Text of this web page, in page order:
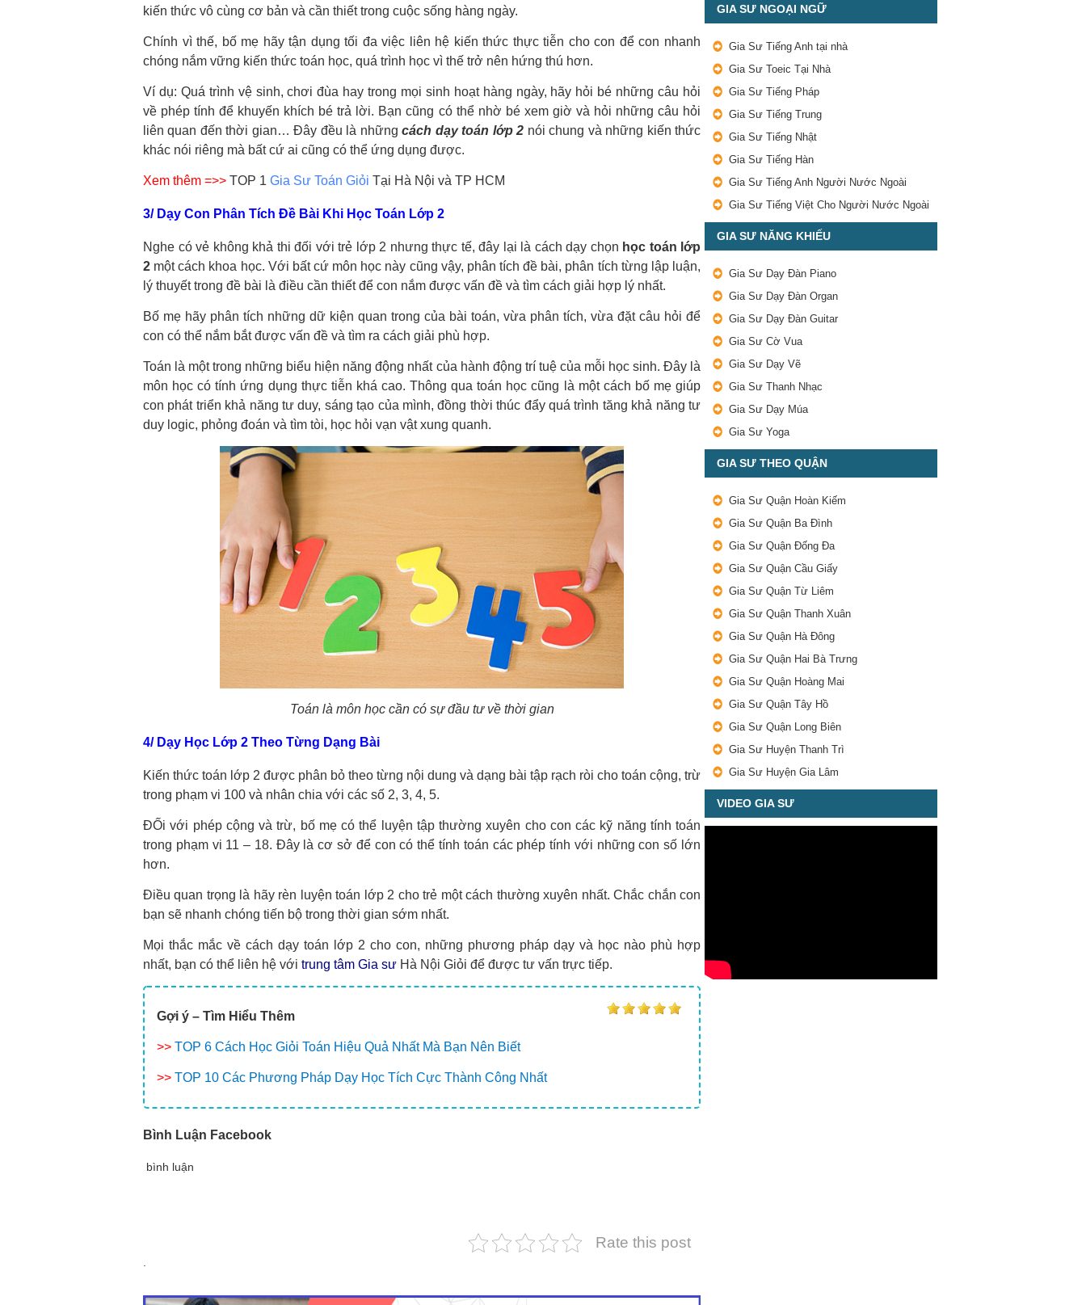
kiến thức vô cùng cơ bản và cần thiết trong cuộc sống hàng ngày.
Chính vì thế, bố mẹ hãy tận dụng tối đa việc liên hệ kiến thức thực tiễn cho con để con nhanh
chóng nắm vững kiến thức toán học, quá trình học vì thế trở nên hứng thú hơn.
Ví dụ: Quá trình vệ sinh, chơi đùa hay trong mọi sinh hoạt hàng ngày, hãy hỏi bé những câu hỏi
về phép tính để khuyến khích bé trả lời. Bạn cũng có thể nhờ bé xem giờ và hỏi những câu hỏi
liên quan đến thời gian… Đây đều là nhữngcách dạy toán lớp 2 nói chung và những kiến thức
khác nói riêng mà bất cứ ai cũng có thể ứng dụng được.
Xem thêm =>> TOP 1 Gia Sư Toán Giỏi Tại Hà Nội và TP HCM
3/ Dạy Con Phân Tích Đề Bài Khi Học Toán Lớp 2
Nghe có vẻ không khả thi đối với trẻ lớp 2 nhưng thực tế, đây lại là cách dạy chọn học toán lớp
2 một cách khoa học. Với bất cứ môn học này cũng vậy, phân tích đề bài, phân tích từng lập luận,
lý thuyết trong đề bài là điều cần thiết để con nắm được vấn đề và tìm cách giải hợp lý nhất.
Bố mẹ hãy phân tích những dữ kiện quan trong của bài toán, vừa phân tích, vừa đặt câu hỏi để
con có thể nắm bắt được vấn đề và tìm ra cách giải phù hợp.
Toán là một trong những biểu hiện năng động nhất của hành động trí tuệ của mỗi học sinh. Đây là
môn học có tính ứng dụng thực tiễn khá cao. Thông qua toán học cũng là một cách bố mẹ giúp
con phát triển khả năng tư duy, sáng tạo của mình, đồng thời thúc đẩy quá trình tăng khả năng tư
duy logic, phỏng đoán và tìm tòi, học hỏi vạn vật xung quanh.
Toán là môn học cần có sự đầu tư về thời gian
4/ Dạy Học Lớp 2 Theo Từng Dạng Bài
Kiến thức toán lớp 2 được phân bỏ theo từng nội dung và dạng bài tập rạch ròi cho toán cộng, trừ
trong phạm vi 100 và nhân chia với các số 2, 3, 4, 5.
ĐỐi với phép cộng và trừ, bố mẹ có thể luyện tập thường xuyên cho con các kỹ năng tính toán
trong phạm vi 11 – 18. Đây là cơ sở để con có thể tính toán các phép tính với những con số lớn
hơn.
Điều quan trọng là hãy rèn luyện toán lớp 2 cho trẻ một cách thường xuyên nhất. Chắc chắn con
bạn sẽ nhanh chóng tiến bộ trong thời gian sớm nhất.
Mọi thắc mắc về cách dạy toán lớp 2 cho con, những phương pháp dạy và học nào phù hợp
nhất, bạn có thể liên hệ với trung tâm Gia sư Hà Nội Giỏi để được tư vấn trực tiếp.
Gợi ý – Tìm Hiểu Thêm
>> TOP 6 Cách Học Giỏi Toán Hiệu Quả Nhất Mà Bạn Nên Biết
>> TOP 10 Các Phương Pháp Dạy Học Tích Cực Thành Công Nhất
Bình Luận Facebook
bình luận
Rate this post
GIA SƯ NGOẠI NGỮ
Gia Sư Tiếng Anh tại nhà
Gia Sư Toeic Tại Nhà
Gia Sư Tiếng Pháp
Gia Sư Tiếng Trung
Gia Sư Tiếng Nhật
Gia Sư Tiếng Hàn
Gia Sư Tiếng Anh Người Nước Ngoài
Gia Sư Tiếng Việt Cho Người Nước Ngoài
GIA SƯ NĂNG KHIẾU
Gia Sư Dạy Đàn Piano
Gia Sư Dạy Đàn Organ
Gia Sư Dạy Đàn Guitar
Gia Sư Cờ Vua
Gia Sư Dạy Vẽ
Gia Sư Thanh Nhạc
Gia Sư Dạy Múa
Gia Sư Yoga
GIA SƯ THEO QUẬN
Gia Sư Quận Hoàn Kiếm
Gia Sư Quận Ba Đình
Gia Sư Quận Đống Đa
Gia Sư Quận Cầu Giấy
Gia Sư Quận Từ Liêm
Gia Sư Quận Thanh Xuân
Gia Sư Quận Hà Đông
Gia Sư Quận Hai Bà Trưng
Gia Sư Quận Hoàng Mai
Gia Sư Quận Tây Hồ
Gia Sư Quận Long Biên
Gia Sư Huyện Thanh Trì
Gia Sư Huyện Gia Lâm
VIDEO GIA SƯ